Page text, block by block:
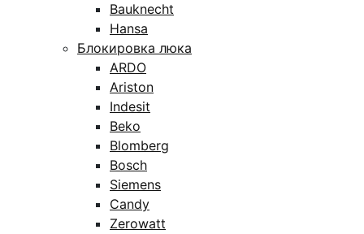
Bauknecht
Hansa
Блокировка люка
ARDO
Ariston
Indesit
Beko
Blomberg
Bosch
Siemens
Candy
Zerowatt